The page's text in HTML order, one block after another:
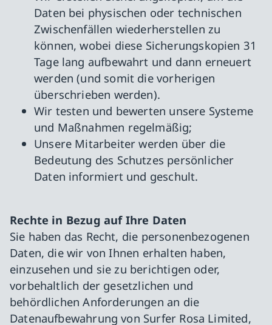
Daten bei physischen oder technischen
Zwischenfällen wiederherstellen zu
können, wobei diese Sicherungskopien 31
Tage lang aufbewahrt und dann erneuert
werden (und somit die vorherigen
überschrieben werden).
Wir testen und bewerten unsere Systeme
und Maßnahmen regelmäßig;
Unsere Mitarbeiter werden über die
Bedeutung des Schutzes persönlicher
Daten informiert und geschult.
Rechte in Bezug auf Ihre Daten
Sie haben das Recht, die personenbezogenen
Daten, die wir von Ihnen erhalten haben,
einzusehen und sie zu berichtigen oder,
vorbehaltlich der gesetzlichen und
behördlichen Anforderungen an die
Datenaufbewahrung von Surfer Rosa Limited,